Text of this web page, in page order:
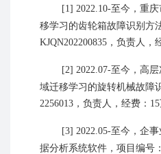
[1] 2022.10-至今 ，重
移学习的齿轮箱故障识别方
KJQN202200835 ， 负责人，
[2] 2022.07-至今 ， 高层
域迁移学习的旋转机械故障
2256013 ， 负责人，经费： 15
[3] 2022.05-至今 ， 企事
据分析系统软件，项目编号：